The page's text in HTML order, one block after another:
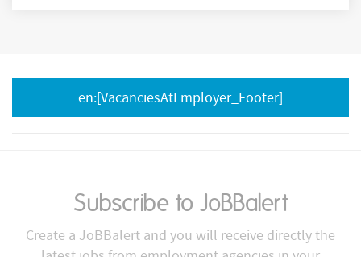
en:[VacanciesAtEmployer_Footer]
Subscribe to JoBBalert
Create a JoBBalert and you will receive directly the